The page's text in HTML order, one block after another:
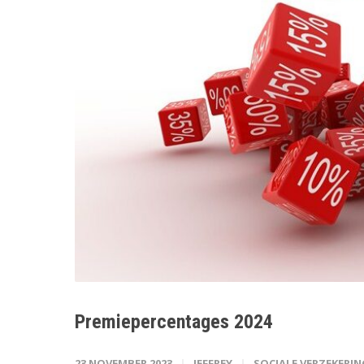
Premiepercentages 2024